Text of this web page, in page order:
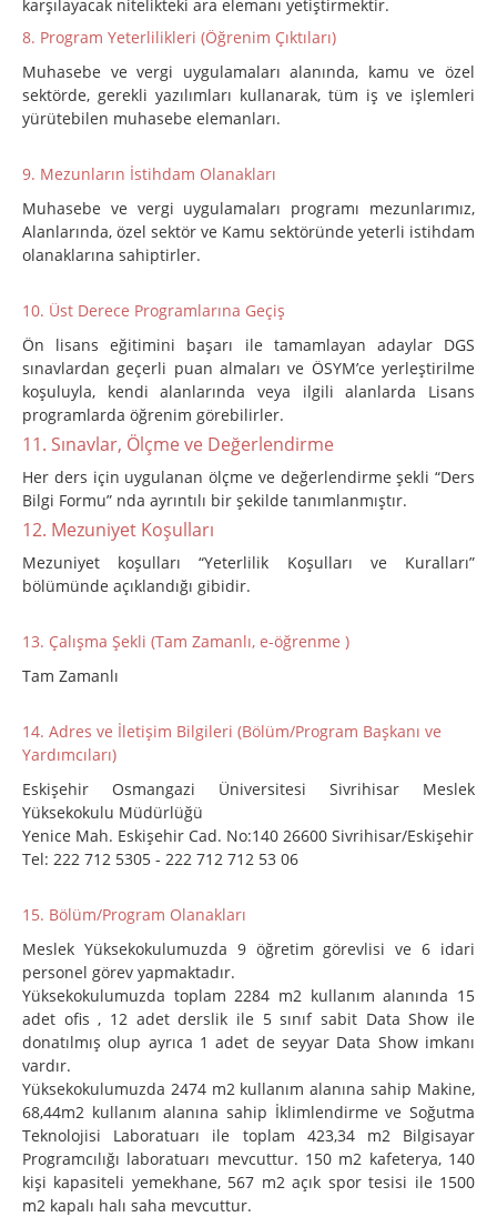
karşılayacak nitelikteki ara elemanı yetiştirmektir.
8. Program Yeterlilikleri (Öğrenim Çıktıları)
Muhasebe ve vergi uygulamaları alanında, kamu ve özel
sektörde, gerekli yazılımları kullanarak, tüm iş ve işlemleri
yürütebilen muhasebe elemanları.
9. Mezunların İstihdam Olanakları
Muhasebe ve vergi uygulamaları programı mezunlarımız,
Alanlarında, özel sektör ve Kamu sektöründe yeterli istihdam
olanaklarına sahiptirler.
10. Üst Derece Programlarına Geçiş
Ön lisans eğitimini başarı ile tamamlayan adaylar DGS
sınavlardan geçerli puan almaları ve ÖSYM’ce yerleştirilme
koşuluyla, kendi alanlarında veya ilgili alanlarda Lisans
programlarda öğrenim görebilirler.
11. Sınavlar, Ölçme ve Değerlendirme
Her ders için uygulanan ölçme ve değerlendirme şekli “Ders
Bilgi Formu” nda ayrıntılı bir şekilde tanımlanmıştır.
12. Mezuniyet Koşulları
Mezuniyet koşulları “Yeterlilik Koşulları ve Kuralları”
bölümünde açıklandığı gibidir.
13. Çalışma Şekli (Tam Zamanlı, e-öğrenme )
Tam Zamanlı
14. Adres ve İletişim Bilgileri (Bölüm/Program Başkanı ve
Yardımcıları)
Eskişehir Osmangazi Üniversitesi Sivrihisar Meslek
Yüksekokulu Müdürlüğü
Yenice Mah. Eskişehir Cad. No:140 26600 Sivrihisar/Eskişehir
Tel: 222 712 5305 - 222 712 712 53 06
15. Bölüm/Program Olanakları
Meslek Yüksekokulumuzda 9 öğretim görevlisi ve 6 idari
personel görev yapmaktadır.
Yüksekokulumuzda toplam 2284 m2 kullanım alanında 15
adet ofis , 12 adet derslik ile 5 sınıf sabit Data Show ile
donatılmış olup ayrıca 1 adet de seyyar Data Show imkanı
vardır.
Yüksekokulumuzda 2474 m2 kullanım alanına sahip Makine,
68,44m2 kullanım alanına sahip İklimlendirme ve Soğutma
Teknolojisi Laboratuarı ile toplam 423,34 m2 Bilgisayar
Programcılığı laboratuarı mevcuttur. 150 m2 kafeterya, 140
kişi kapasiteli yemekhane, 567 m2 açık spor tesisi ile 1500
m2 kapalı halı saha mevcuttur.